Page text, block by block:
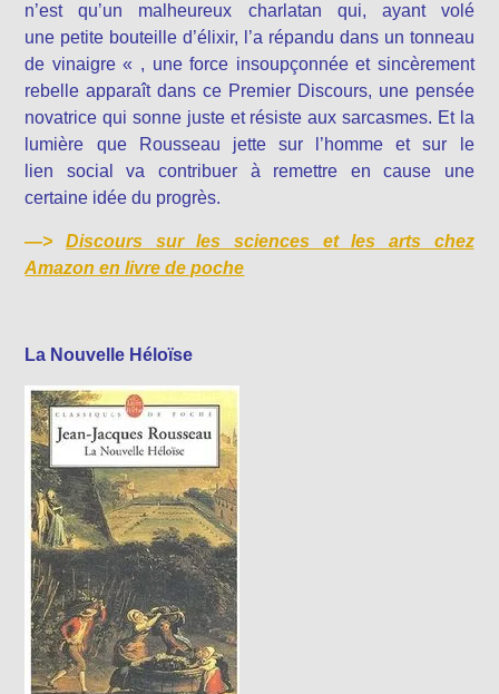
n’est qu’un malheureux charlatan qui, ayant volé
une petite bouteille d’élixir, l’a répandu dans un tonneau
de vinaigre « , une force insoupçonnée et sincèrement
rebelle apparaît dans ce Premier Discours, une pensée
novatrice qui sonne juste et résiste aux sarcasmes. Et la
lumière que Rousseau jette sur l’homme et sur le
lien social va contribuer à remettre en cause une
certaine idée du progrès.
—>Discours sur les sciences et les arts chez
Amazon en livre de poche
La Nouvelle Héloïse